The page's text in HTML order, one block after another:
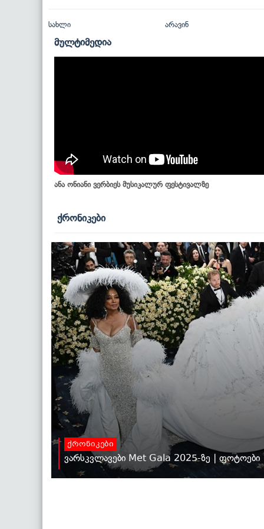
სახლი არავინ
მულტიმედია
ანა ონიანი ვერბიეს მუსიკალურ ფესტივალზე
ქრონიკები
ქრონიკები
ვარსკვლავები Met Gala 2025-ზე | ფოტოები